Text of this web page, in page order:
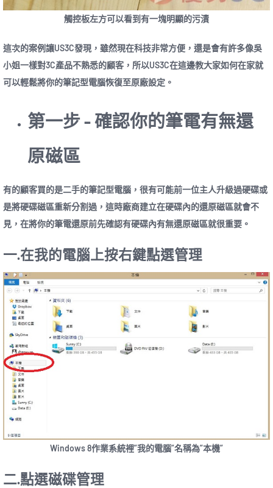
觸控板左方可以看到有一塊明顯的污漬
這次的案例讓US3C發現，雖然現在科技非常方便，還是會有許多像吳
小姐一樣對3C產品不熟悉的顧客，所以US3C在這邊教大家如何在家就
可以輕鬆將你的筆記型電腦恢復至原廠設定。
第一步 – 確認你的筆電有無還
原磁區
有的顧客買的是二手的筆記型電腦，很有可能前一位主人升級過硬碟或
是將硬碟磁區重新分割過，這時廠商建立在硬碟內的還原磁區就會不
見，在將你的筆電還原前先確認有硬碟內有無還原磁區就很重要。
一.在我的電腦上按右鍵點選管理
Windows 8作業系統裡”我的電腦”名稱為”本機”
二.點選磁碟管理